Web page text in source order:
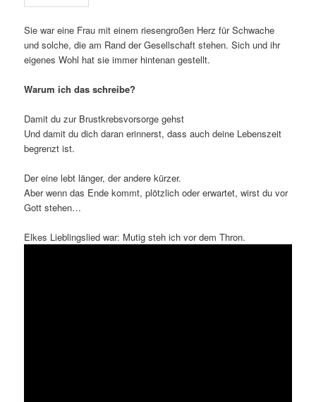
Sie war eine Frau mit einem riesengroßen Herz für Schwache
und solche, die am Rand der Gesellschaft stehen. Sich und ihr
eigenes Wohl hat sie immer hintenan gestellt.
Warum ich das schreibe?
Damit du zur Brustkrebsvorsorge gehst
Und damit du dich daran erinnerst, dass auch deine Lebenszeit
begrenzt ist.
Der eine lebt länger, der andere kürzer.
Aber wenn das Ende kommt, plötzlich oder erwartet, wirst du vor
Gott stehen…
Elkes Lieblingslied war: Mutig steh ich vor dem Thron.